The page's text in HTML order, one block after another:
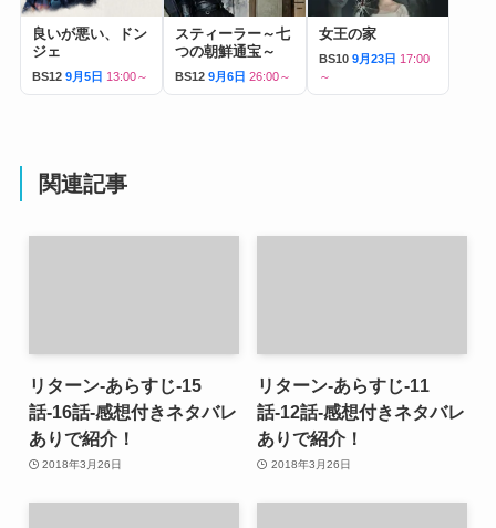
良いが悪い、ドン
ジェ
BS12 9月5日 13:00～
スティーラー～七
つの朝鮮通宝～
BS12 9月6日 26:00～
女王の家
BS10 9月23日 17:00
～
関連記事
リターン-あらすじ-15
話-16話-感想付きネタバレ
ありで紹介！
2018年3月26日
リターン-あらすじ-11
話-12話-感想付きネタバレ
ありで紹介！
2018年3月26日